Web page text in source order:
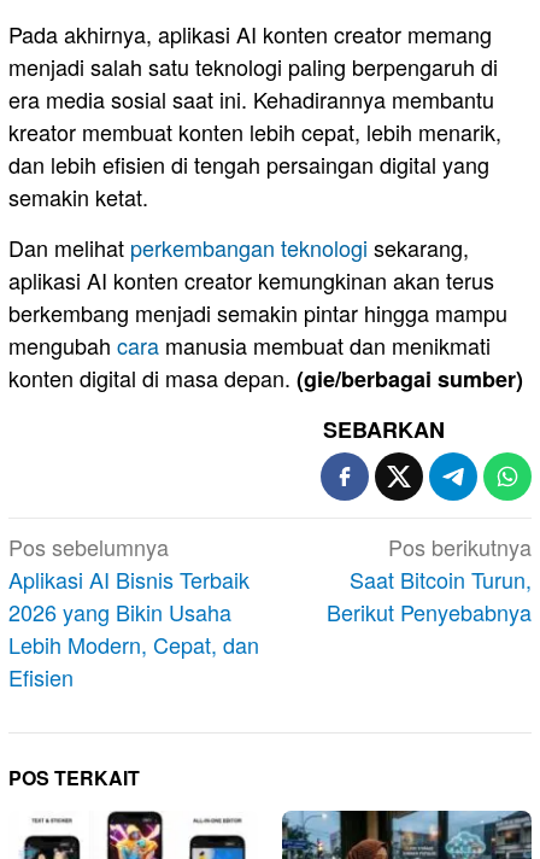
Pada akhirnya, aplikasi AI konten creator memang
menjadi salah satu teknologi paling berpengaruh di
era media sosial saat ini. Kehadirannya membantu
kreator membuat konten lebih cepat, lebih menarik,
dan lebih efisien di tengah persaingan digital yang
semakin ketat.
Dan melihat perkembangan teknologi sekarang,
aplikasi AI konten creator kemungkinan akan terus
berkembang menjadi semakin pintar hingga mampu
mengubah cara manusia membuat dan menikmati
konten digital di masa depan. (gie/berbagai sumber)
SEBARKAN
Navigasi
pos
Pos sebelumnya
Aplikasi AI Bisnis Terbaik
2026 yang Bikin Usaha
Lebih Modern, Cepat, dan
Efisien
Pos berikutnya
Saat Bitcoin Turun,
Berikut Penyebabnya
POS TERKAIT